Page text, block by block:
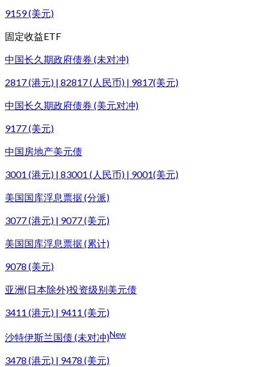
9159 (美元)
固定收益ETF
中国长久期政府债券 (未对冲)
2817 (港元) | 82817 (人民币) | 9817(美元)
中国长久期政府债券 (美元对冲)
9177 (美元)
中国房地产美元债
3001 (港元) | 83001 (人民币) | 9001(美元)
美国国库浮息票据 (分派)
3077 (港元) | 9077 (美元)
美国国库浮息票据 (累计)
9078 (美元)
亚洲(日本除外)投资级别美元债
3411 (港元) | 9411 (美元)
沙特伊斯兰国债 (未对冲)New
3478 (港元) | 9478 (美元)